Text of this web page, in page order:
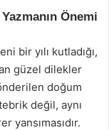
Önemi
bir yılı kutladığı,
güzel dilekler
doğum
değil, aynı
yansımasıdır.